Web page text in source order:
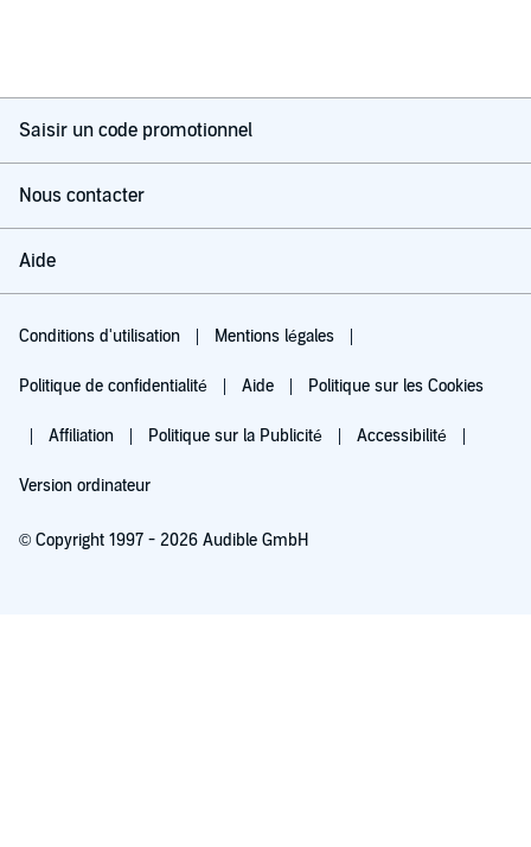
Saisir un code promotionnel
Nous contacter
Aide
Conditions d'utilisation Mentions légales
Politique de confidentialité Aide Politique sur les Cookies
Affiliation Politique sur la Publicité Accessibilité
Version ordinateur
© Copyright 1997 - 2026 Audible GmbH